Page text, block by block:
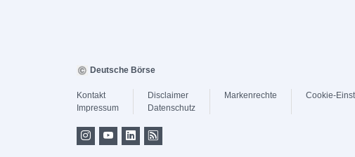
Deutsche Börse
Kontakt
Impressum
Disclaimer
Datenschutz
Markenrechte Cookie-